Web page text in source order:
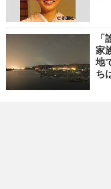
家
地
ち